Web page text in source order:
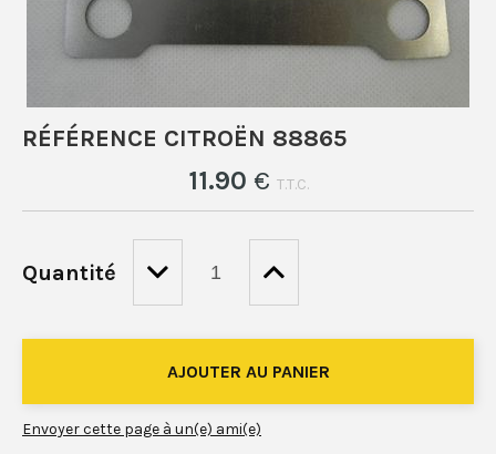
RÉFÉRENCE CITROËN 88865
11.90 € T.T.C.
Quantité
Envoyer cette page à un(e) ami(e)